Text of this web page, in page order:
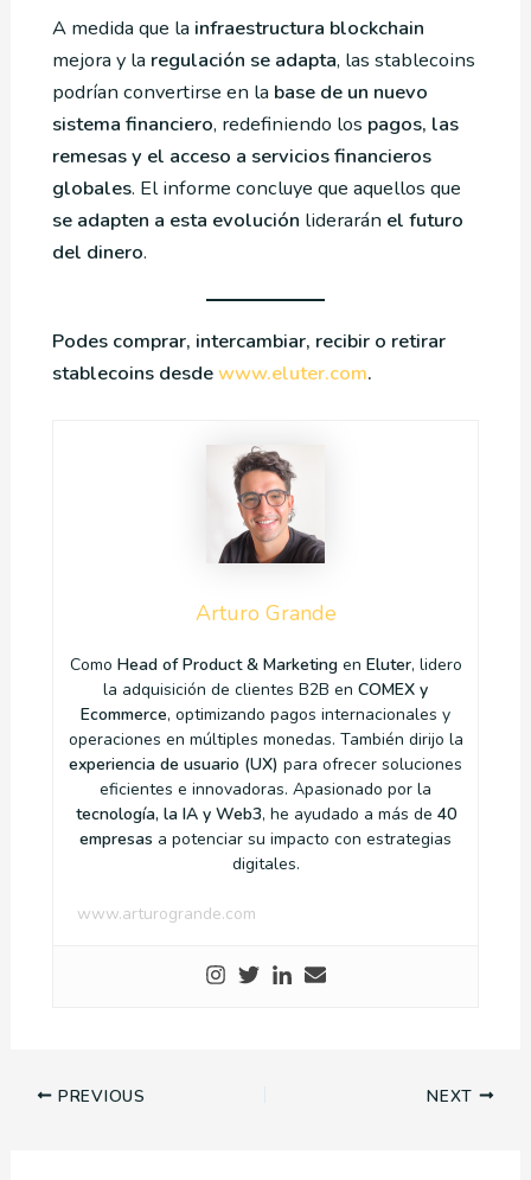
A medida que la infraestructura blockchain
mejora y la regulación se adapta, las stablecoins
podrían convertirse en la base de un nuevo
sistema financiero, redefiniendo los pagos, las
remesas y el acceso a servicios financieros
globales. El informe concluye que aquellos que
se adapten a esta evolución liderarán el futuro
del dinero.
Podes comprar, intercambiar, recibir o retirar
stablecoins desdewww.eluter.com.
Arturo Grande
Como Head of Product & Marketingen Eluter, lidero
la adquisición de clientes B2B en COMEX y
Ecommerce, optimizando pagos internacionales y
operaciones en múltiples monedas. También dirijo la
experiencia de usuario (UX) para ofrecer soluciones
eficientes e innovadoras. Apasionado por la
tecnología, la IA y Web3, he ayudado a más de 40
empresas a potenciar su impacto con estrategias
digitales.
www.arturogrande.com
PREVIOUS NEXT